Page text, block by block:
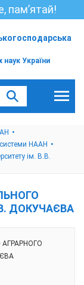
пам’ятай!
наук України
НААН
ім. В.В.
ДОКУЧАЄВА
АГРАРНОГО